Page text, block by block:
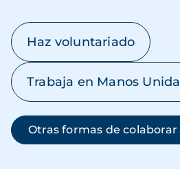
Haz voluntariado
Trabaja en Manos
Otras formas de colaborar